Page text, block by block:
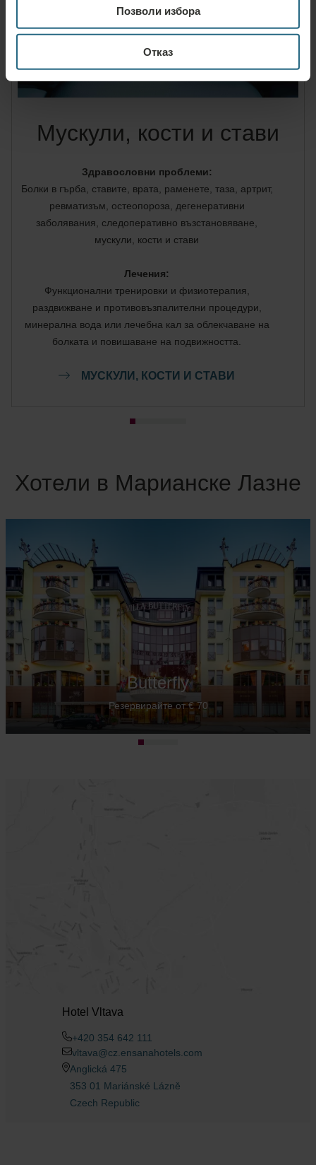
Позволи избора
Отказ
Мускули, кости и стави
Здравословни проблеми:
Болки в гърба, ставите, врата, раменете, таза, артрит,
ревматизъм, остеопороза, дегенеративни
заболявания, следоперативно възстановяване,
мускули, кости и стави
Лечения:
Функционални тренировки и физиотерапия,
раздвижване и противовъзпалителни процедури,
минерална вода или лечебна кал за облекчаване на
болката и повишаване на подвижността.
МУСКУЛИ, КОСТИ И СТАВИ
Хотели в Марианске Лазне
Butterfly
Резервирайте от € 70
Hotel Vltava
+420 354 642 111
vltava@cz.ensanahotels.com
Anglická 475
353 01 Mariánské Lázně
Czech Republic